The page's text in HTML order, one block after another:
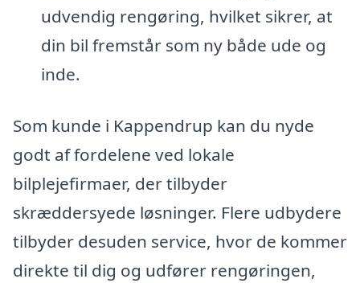
udvendig rengøring, hvilket sikrer, at
din bil fremstår som ny både ude og
inde.
Som kunde i Kappendrup kan du nyde
godt af fordelene ved lokale
bilplejefirmaer, der tilbyder
skræddersyede løsninger. Flere udbydere
tilbyder desuden service, hvor de kommer
direkte til dig og udfører rengøringen,